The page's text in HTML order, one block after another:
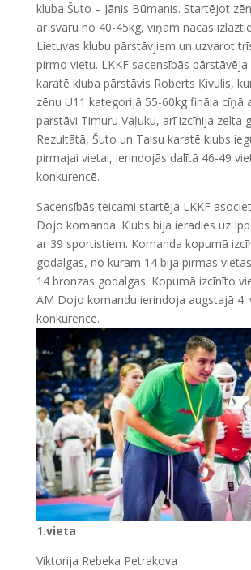
kluba Šuto – Jānis Būmanis. Startējot
ar svaru no 40-45kg, viņam nācas
Lietuvas klubu pārstāvjiem un uzvarot
pirmo vietu. LKKF sacensībās pārstāvēja
karatē kluba pārstāvis Roberts Ķivulis,
zēnu U11 kategorijā 55-60kg fināla cīņā
parstāvi Timuru Vaļuku, arī izcīnija zelta
Rezultātā, Šuto un Talsu karatē klubs
pirmajai vietai, ierindojās dalītā 46-49
konkurencē.
Sacensībās teicami startēja LKKF
Dojo komanda. Klubs bija ieradies uz
ar 39 sportistiem. Komanda kopumā
godalgas, no kurām 14 bija pirmās
14 bronzas godalgas. Kopumā izcīnīto
AM Dojo komandu ierindoja augstajā 4.
konkurencē.
1.vieta
Viktorija Rebeka Petrakova